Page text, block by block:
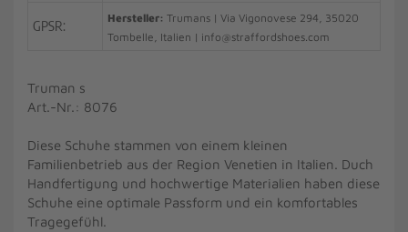
GPSR: Hersteller: Trumans | Via Vigonovese 294, 35020
Tombelle, Italien | info@straffordshoes.com
Truman s
Art.-Nr.: 8076
Diese Schuhe stammen von einem kleinen
Familienbetrieb aus der Region Venetien in Italien. Duch
Handfertigung und hochwertige Materialien haben diese
Schuhe eine optimale Passform und ein komfortables
Tragegefühl.